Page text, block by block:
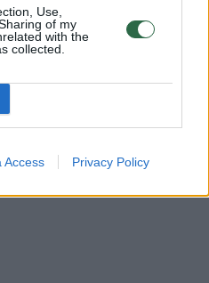
Use,
of my
with the
collected.
Access Privacy Policy
registruoti vartotojai.
vartotojų
komentaruose!